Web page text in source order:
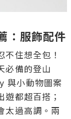
：服飾配件
住想全包！
必備的登山
與小動物圖案
都超百搭；
太過高調。兩